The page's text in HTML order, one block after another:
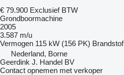
€ 79.900 Exclusief BTW
Grondboormachine
2005
3.587 m/u
Vermogen 115 kW (156 PK) Brandstof
Nederland, Borne
Geerdink J. Handel BV
Contact opnemen met verkoper